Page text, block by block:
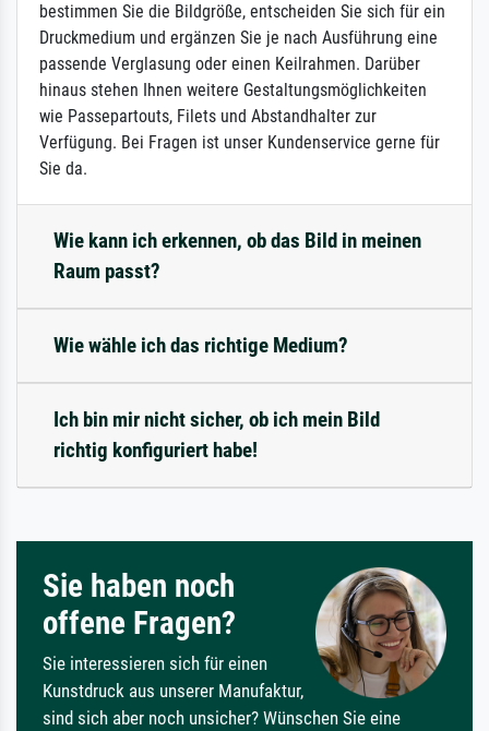
bestimmen Sie die Bildgröße, entscheiden Sie sich für ein
Druckmedium und ergänzen Sie je nach Ausführung eine
passende Verglasung oder einen Keilrahmen. Darüber
hinaus stehen Ihnen weitere Gestaltungsmöglichkeiten
wie Passepartouts, Filets und Abstandhalter zur
Verfügung. Bei Fragen ist unser Kundenservice gerne für
Sie da.
Wie kann ich erkennen, ob das Bild in meinen
Raum passt?
Wie wähle ich das richtige Medium?
Ich bin mir nicht sicher, ob ich mein Bild
richtig konfiguriert habe!
Sie haben noch
offene Fragen?
Sie interessieren sich für einen
Kunstdruck aus unserer Manufaktur,
sind sich aber noch unsicher? Wünschen Sie eine